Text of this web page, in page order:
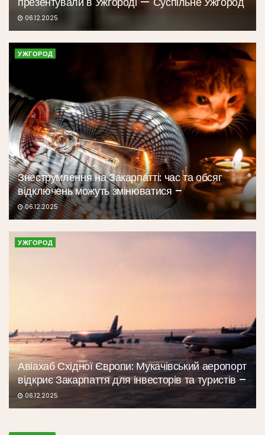
06.12.2025
УЖГОРОД
Знеструмлення на Закарпатті: час та обсяг
відключень можуть змінюватися –
06.12.2025
УЖГОРОД
Авіахаб Східної Європи: Мукачівський аеропорт
відкриє Закарпаття для інвесторів та туристів –
06.12.2025